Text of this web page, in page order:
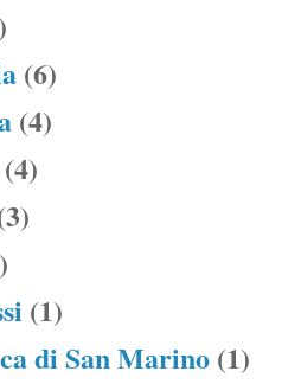
(6)
(4)
(4)
(1)
di San Marino (1)